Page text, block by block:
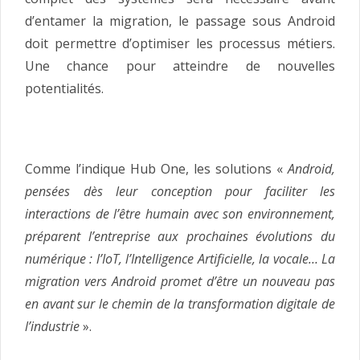
d’entamer la migration, le passage sous Android
doit permettre d’optimiser les processus métiers.
Une chance pour atteindre de nouvelles
potentialités.
Comme l’indique Hub One, les solutions «Android,
pensées dès leur conception pour faciliter les
interactions de l’être humain avec son environnement,
préparent l’entreprise aux prochaines évolutions du
numérique : l’IoT, l’Intelligence Artificielle, la vocale… La
migration vers Android promet d’être un nouveau pas
en avant sur le chemin de la transformation digitale de
l’industrie».